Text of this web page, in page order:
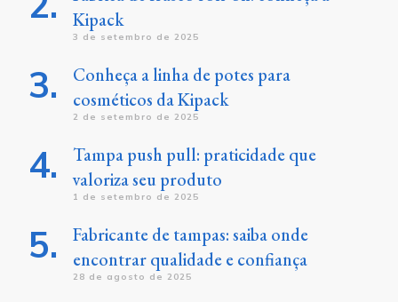
Kipack
3 de setembro de 2025
Conheça a linha de potes para
cosméticos da Kipack
2 de setembro de 2025
Tampa push pull: praticidade que
valoriza seu produto
1 de setembro de 2025
Fabricante de tampas: saiba onde
encontrar qualidade e confiança
28 de agosto de 2025